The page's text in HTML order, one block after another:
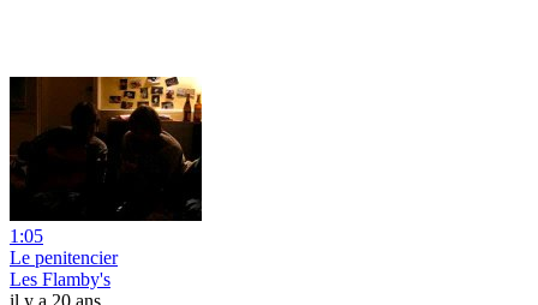
1:05
Le penitencier
Les Flamby's